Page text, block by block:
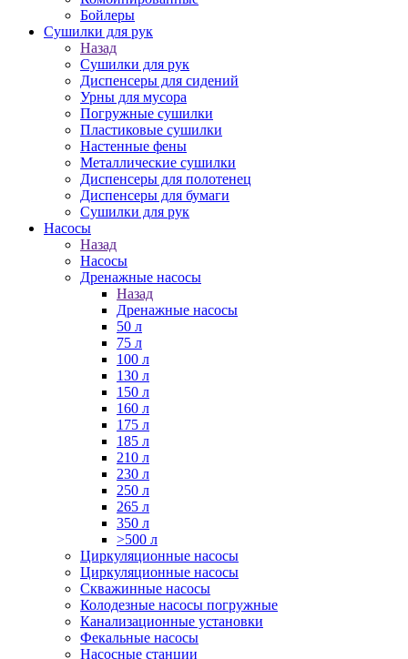
Бойлеры
Сушилки для рук
Назад
Сушилки для рук
Диспенсеры для сидений
Урны для мусора
Погружные сушилки
Пластиковые сушилки
Настенные фены
Металлические сушилки
Диспенсеры для полотенец
Диспенсеры для бумаги
Сушилки для рук
Насосы
Назад
Насосы
Дренажные насосы
Назад
Дренажные насосы
50 л
75 л
100 л
130 л
150 л
160 л
175 л
185 л
210 л
230 л
250 л
265 л
350 л
>500 л
Циркуляционные насосы
Циркуляционные насосы
Скважинные насосы
Колодезные насосы погружные
Канализационные установки
Фекальные насосы
Насосные станции